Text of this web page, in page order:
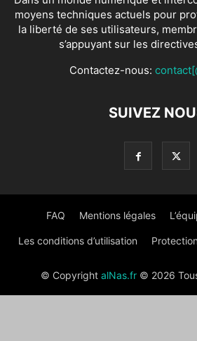
moyens techniques actuels pour
la liberté de ses utilisateurs,
s’appuyant sur les
Contactez-nous:
SUIVEZ
FAQ Mentions légales
Les conditions d’utilisation
© Copyright alNas.fr© 2026